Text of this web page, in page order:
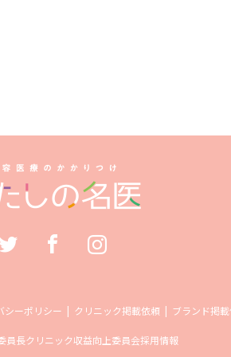
シーポリシー クリニック掲載依頼 ブランド掲
員長クリニック収益向上委員会採用情報